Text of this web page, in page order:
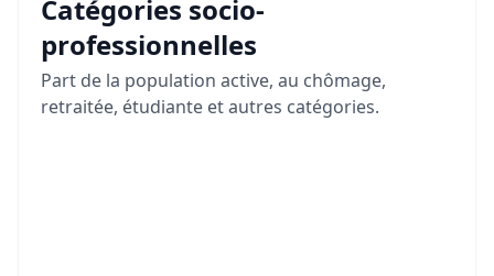
Catégories socio-
professionnelles
Part de la population active, au chômage,
retraitée, étudiante et autres catégories.